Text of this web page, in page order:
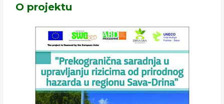
O projektu